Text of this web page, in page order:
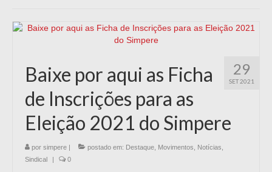
29
SET 2021
Baixe por aqui as Ficha
de Inscrições para as
Eleição 2021 do Simpere
por simpere | postado em: Destaque Movimentos Notícias
Sindical
| 0